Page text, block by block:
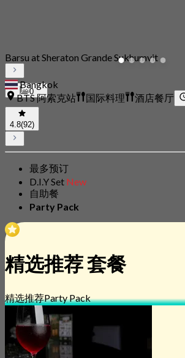
0
Barsu at Sheraton Grande Sukhumvit
Bangkok
BTS 阿索克站
国际料理 酒店餐厅
4.8(92)
最多预订
D.I.Y Set New
自助餐
Party Pack
精选推荐 套餐
精选推荐Party Pack